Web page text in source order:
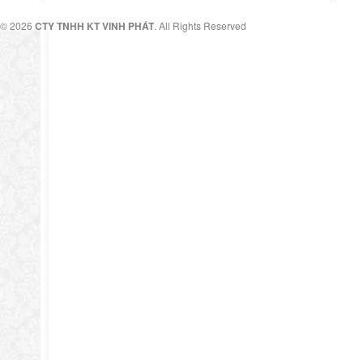
© 2026 CTY TNHH KT VINH PHÁT. All Rights Reserved